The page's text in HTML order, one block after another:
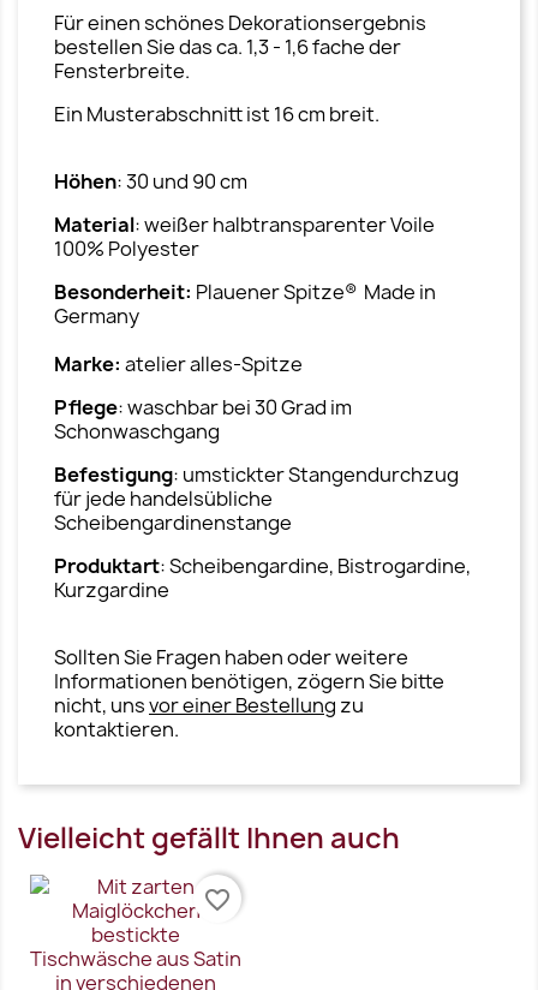
Für einen schönes Dekorationsergebnis
bestellen Sie das ca. 1,3 - 1,6 fache der
Fensterbreite.
Ein Musterabschnitt ist 16 cm breit.
Höhen: 30 und 90 cm
Material: weißer halbtransparenter Voile
100% Polyester
Besonderheit: Plauener Spitze® Made in
Germany
Marke: atelier alles-Spitze
Pflege: waschbar bei 30 Grad im
Schonwaschgang
Befestigung: umstickter Stangendurchzug
für jede handelsübliche
Scheibengardinenstange
Produktart: Scheibengardine, Bistrogardine,
Kurzgardine
Sollten Sie Fragen haben oder weitere
Informationen benötigen, zögern Sie bitte
nicht, unsvor einer Bestellung zu
kontaktieren.
Vielleicht gefällt Ihnen auch
favorite_border